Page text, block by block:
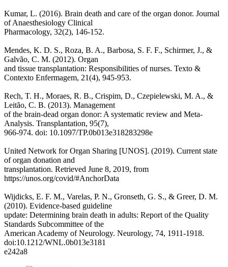
Kumar, L. (2016). Brain death and care of the organ donor. Journal
of Anaesthesiology Clinical
Pharmacology, 32(2), 146-152.
Mendes, K. D. S., Roza, B. A., Barbosa, S. F. F., Schirmer, J., &
Galvão, C. M. (2012). Organ
and tissue transplantation: Responsibilities of nurses. Texto &
Contexto Enfermagem, 21(4), 945-953.
Rech, T. H., Moraes, R. B., Crispim, D., Czepielewski, M. A., &
Leitão, C. B. (2013). Management
of the brain-dead organ donor: A systematic review and Meta-
Analysis. Transplantation, 95(7),
966-974. doi: 10.1097/TP.0b013e318283298e
United Network for Organ Sharing [UNOS]. (2019). Current state
of organ donation and
transplantation. Retrieved June 8, 2019, from
https://unos.org/covid/#AnchorData
Wijdicks, E. F. M., Varelas, P. N., Gronseth, G. S., & Greer, D. M.
(2010). Evidence-based guideline
update: Determining brain death in adults: Report of the Quality
Standards Subcommittee of the
American Academy of Neurology. Neurology, 74, 1911-1918.
doi:10.1212/WNL.0b013e3181
e242a8